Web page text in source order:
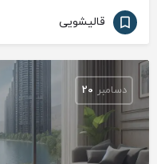
قالیشویی
دسامبر 20